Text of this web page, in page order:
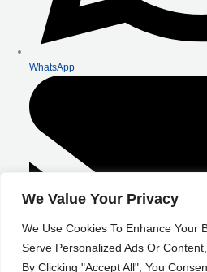
We Value Your Privacy
We Use Cookies To Enhance Your
Serve Personalized Ads Or
By Clicking "Accept All", You
WhatsApp